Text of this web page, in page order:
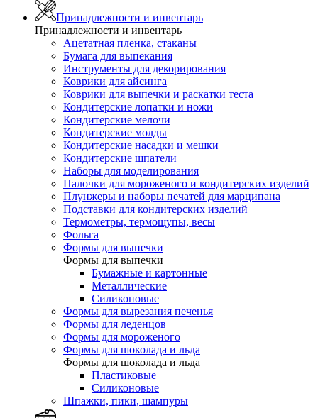
Принадлежности и инвентарь
Принадлежности и инвентарь
Ацетатная пленка, стаканы
Бумага для выпекания
Инструменты для декорирования
Коврики для айсинга
Коврики для выпечки и раскатки теста
Кондитерские лопатки и ножи
Кондитерские мелочи
Кондитерские молды
Кондитерские насадки и мешки
Кондитерские шпатели
Наборы для моделирования
Палочки для мороженого и кондитерских изделий
Плунжеры и наборы печатей для марципана
Подставки для кондитерских изделий
Термометры, термощупы, весы
Фольга
Формы для выпечки
Формы для выпечки
Бумажные и картонные
Металлические
Силиконовые
Формы для вырезания печенья
Формы для леденцов
Формы для мороженого
Формы для шоколада и льда
Формы для шоколада и льда
Пластиковые
Силиконовые
Шпажки, пики, шампуры